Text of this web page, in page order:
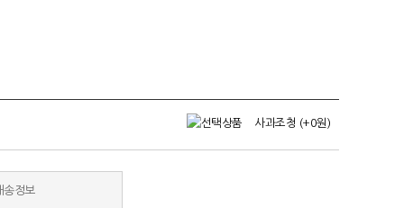
사과조청 (+0원)
송정보